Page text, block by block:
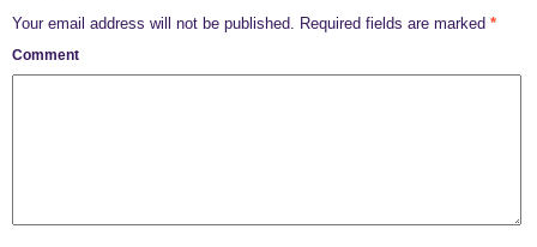
Your email address will not be published. Required fields are marked *
Comment